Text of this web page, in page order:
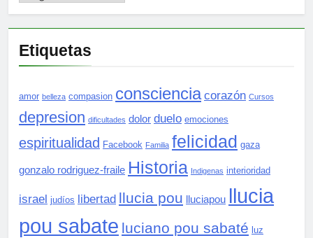
Etiquetas
amor belleza compasion consciencia corazón Cursos
depresion dificultades dolor duelo emociones
espiritualidad Facebook Familia felicidad gaza
gonzalo rodriguez-fraile Historia Indigenas interioridad
israel judíos libertad llucia pou lluciapou llucia
pou sabate luciano pou sabaté luz